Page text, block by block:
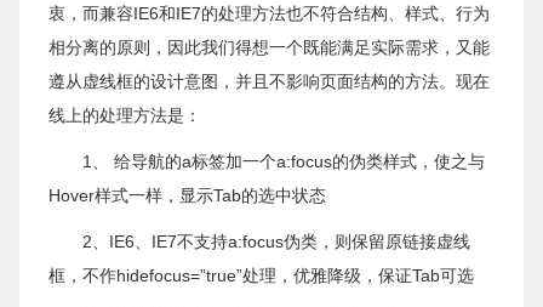
衷，而兼容IE6和IE7的处理方法也不符合结构、样式、行为
相分离的原则，因此我们得想一个既能满足实际需求，又能
遵从虚线框的设计意图，并且不影响页面结构的方法。现在
线上的处理方法是：
1、 给导航的a标签加一个a:focus的伪类样式，使之与
Hover样式一样，显示Tab的选中状态
2、IE6、IE7不支持a:focus伪类，则保留原链接虚线
框，不作hidefocus=”true”处理，优雅降级，保证Tab可选